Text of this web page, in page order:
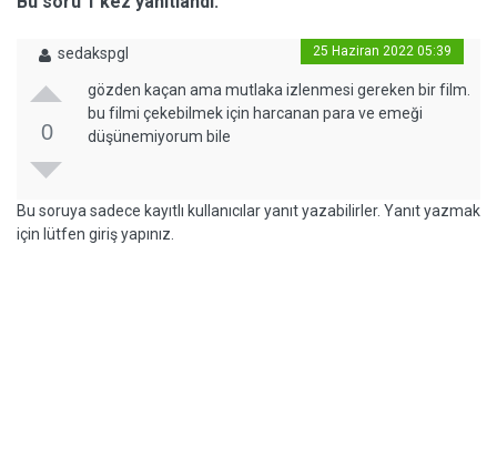
sedakspgl 25 Haziran 2022 05:39
0
gözden kaçan ama mutlaka izlenmesi gereken bir film.
bu filmi çekebilmek için harcanan para ve emeği
düşünemiyorum bile
Bu soruya sadece kayıtlı kullanıcılar yanıt yazabilirler. Yanıt yazmak
için lütfen giriş yapınız.